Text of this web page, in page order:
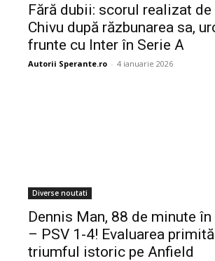
Fără dubii: scorul realizat
Chivu după răzbunarea sa,
frunte cu Inter în Serie A
Autorii Sperante.ro - 4 ianuarie 2026
Diverse noutati
Dennis Man, 88 de minute
– PSV 1-4! Evaluarea
triumful istoric pe Anfield